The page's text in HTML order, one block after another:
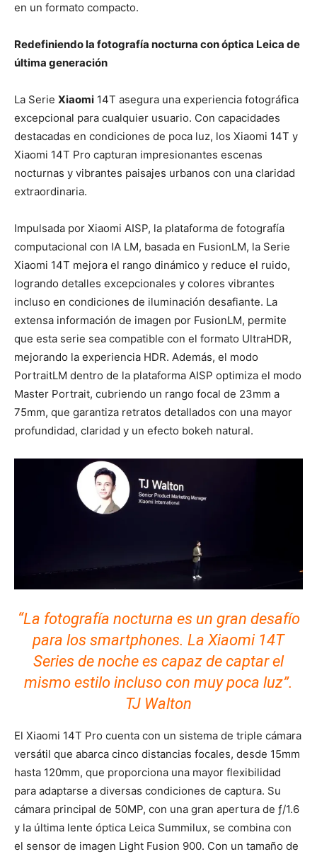
en un formato compacto.
Redefiniendo la fotografía nocturna con óptica Leica de
última generación
La Serie Xiaomi 14T asegura una experiencia fotográfica
excepcional para cualquier usuario. Con capacidades
destacadas en condiciones de poca luz, los Xiaomi 14T y
Xiaomi 14T Pro capturan impresionantes escenas
nocturnas y vibrantes paisajes urbanos con una claridad
extraordinaria.
Impulsada por Xiaomi AISP, la plataforma de fotografía
computacional con IA LM, basada en FusionLM, la Serie
Xiaomi 14T mejora el rango dinámico y reduce el ruido,
logrando detalles excepcionales y colores vibrantes
incluso en condiciones de iluminación desafiante. La
extensa información de imagen por FusionLM, permite
que esta serie sea compatible con el formato UltraHDR,
mejorando la experiencia HDR. Además, el modo
PortraitLM dentro de la plataforma AISP optimiza el modo
Master Portrait, cubriendo un rango focal de 23mm a
75mm, que garantiza retratos detallados con una mayor
profundidad, claridad y un efecto bokeh natural.
“La fotografía nocturna es un gran desafío
para los smartphones. La Xiaomi 14T
Series de noche es capaz de captar el
mismo estilo incluso con muy poca luz”.
TJ Walton
El Xiaomi 14T Pro cuenta con un sistema de triple cámara
versátil que abarca cinco distancias focales, desde 15mm
hasta 120mm, que proporciona una mayor flexibilidad
para adaptarse a diversas condiciones de captura. Su
cámara principal de 50MP, con una gran apertura de ƒ/1.6
y la última lente óptica Leica Summilux, se combina con
el sensor de imagen Light Fusion 900. Con un tamaño de